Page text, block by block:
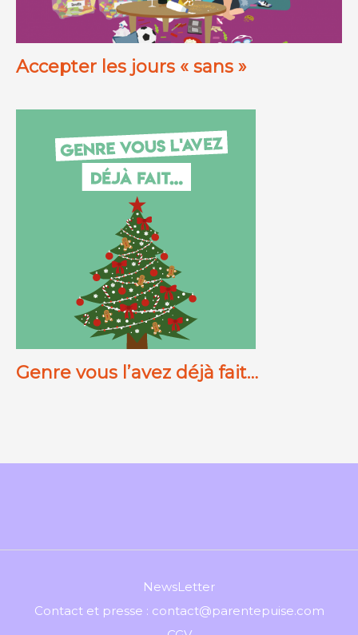
Accepter les jours « sans »
Genre vous l’avez déjà fait…
NewsLetter
Contact et presse : contact@parentepuise.com